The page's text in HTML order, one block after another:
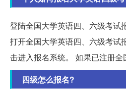
登陆全国大学英语四、六级考试
打开全国大学英语四、六级考试
击进入报名系统。 如果已注册全
四级怎么报名?